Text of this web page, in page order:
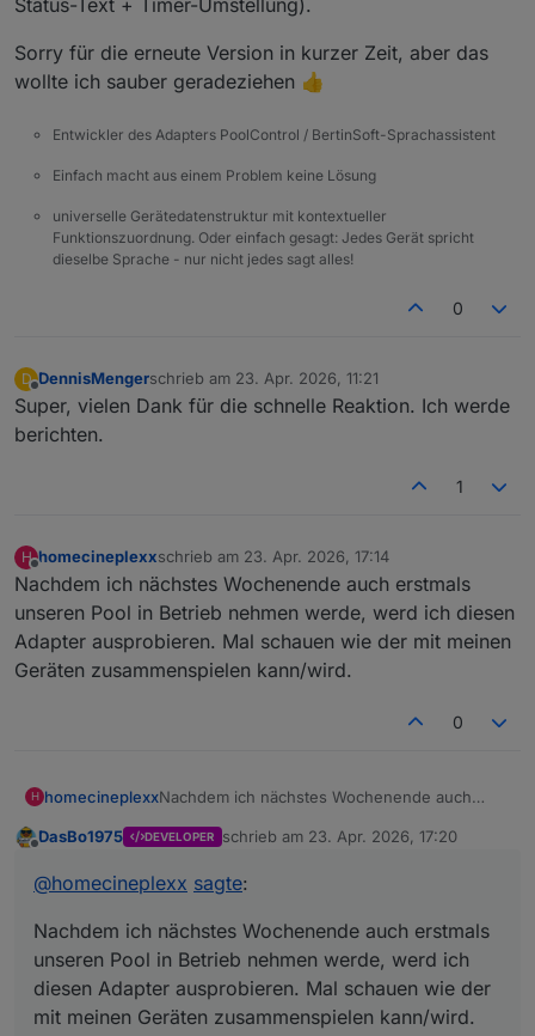
Sorry für die erneute Version in kurzer Zeit, aber das
wollte ich sauber geradeziehen 👍
Entwickler des Adapters PoolControl / BertinSoft-Sprachassistent
Einfach macht aus einem Problem keine Lösung
universelle Gerätedatenstruktur mit kontextueller
Funktionszuordnung. Oder einfach gesagt: Jedes Gerät spricht
dieselbe Sprache - nur nicht jedes sagt alles!
0
D DennisMengerschrieb am 23. Apr. 2026, 11:21
zuletzt editiert von
Super, vielen Dank für die schnelle Reaktion. Ich werde
berichten.
1
H
Offline
homecineplexxschrieb am 23. Apr. 2026, 17:14
zuletzt editiert von
Nachdem ich nächstes Wochenende auch erstmals
unseren Pool in Betrieb nehmen werde, werd ich diesen
Adapter ausprobieren. Mal schauen wie der mit meinen
Geräten zusammenspielen kann/wird.
0
H homecineplexxNachdem ich nächstes Wochenende auch
werde, werd ich diesen Adapter ausprobieren.
zusammenspielen kann/wird.
DasBo1975 DEVELOPER schrieb am 23. Apr. 2026, 17:20
zuletzt editiert von
@homecineplexx sagte:
Nachdem ich nächstes Wochenende auch erstmals
unseren Pool in Betrieb nehmen werde, werd ich
diesen Adapter ausprobieren. Mal schauen wie der
mit meinen Geräten zusammenspielen kann/wird.